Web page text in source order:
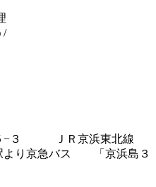
/
５−３ ＪＲ京浜東北線
より京急バス 「京浜島３